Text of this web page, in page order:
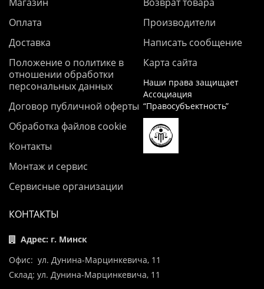
Магазин
Оплата
Доставка
Положение о политике в
отношении обработки
персональных данных
Договор публичной оферты
Обработка файлов cookie
Контакты
Монтаж и сервис
Сервисные организации
Возврат товара
Производители
Написать сообщение
Карта сайта
Наши права защищает
Ассоциация
“Правосубъектность”
КОНТАКТЫ
Адрес: г. Минск
Офис: ул. Дунина-Марцинкевича, 11
Склад: ул. Дунина-Марцинкевича, 11